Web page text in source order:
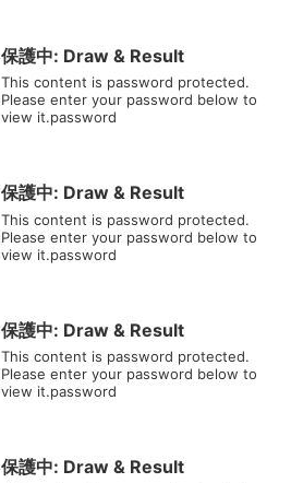
保護中: Draw & Result
This content is password protected.
Please enter your password below to
view it.password
保護中: Draw & Result
This content is password protected.
Please enter your password below to
view it.password
保護中: Draw & Result
This content is password protected.
Please enter your password below to
view it.password
保護中: Draw & Result